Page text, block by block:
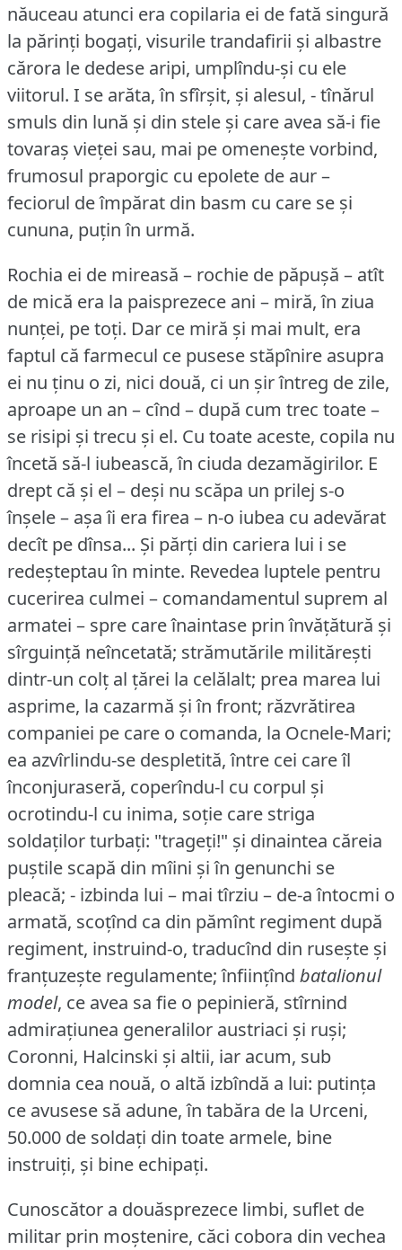
năuceau atunci era copilaria ei de fată singură
la părinți bogați, visurile trandafirii și albastre
cărora le dedese aripi, umplîndu-și cu ele
viitorul. I se arăta, în sfîrșit, și alesul, - tînărul
smuls din lună și din stele și care avea să-i fie
tovaraș vieței sau, mai pe omenește vorbind,
frumosul praporgic cu epolete de aur –
feciorul de împărat din basm cu care se și
cununa, puțin în urmă.
Rochia ei de mireasă – rochie de păpușă – atît
de mică era la paisprezece ani – miră, în ziua
nunței, pe toți. Dar ce miră și mai mult, era
faptul că farmecul ce pusese stăpînire asupra
ei nu ținu o zi, nici două, ci un șir întreg de zile,
aproape un an – cînd – după cum trec toate –
se risipi și trecu și el. Cu toate aceste, copila nu
încetă să-l iubească, în ciuda dezamăgirilor. E
drept că și el – deși nu scăpa un prilej s-o
înșele – așa îi era firea – n-o iubea cu adevărat
decît pe dînsa... Și părți din cariera lui i se
redeșteptau în minte. Revedea luptele pentru
cucerirea culmei – comandamentul suprem al
armatei – spre care înaintase prin învățătură și
sîrguință neîncetată; strămutările militărești
dintr-un colț al țărei la celălalt; prea marea lui
asprime, la cazarmă și în front; răzvrătirea
companiei pe care o comanda, la Ocnele-Mari;
ea azvîrlindu-se despletită, între cei care îl
înconjuraseră, coperîndu-l cu corpul și
ocrotindu-l cu inima, soție care striga
soldaților turbați: "trageți!" și dinaintea căreia
puștile scapă din mîini și în genunchi se
pleacă; - izbinda lui – mai tîrziu – de-a întocmi o
armată, scoțînd ca din pămînt regiment după
regiment, instruind-o, traducînd din rusește și
franțuzește regulamente; înființînd batalionul
model, ce avea sa fie o pepinieră, stîrnind
admirațiunea generalilor austriaci și ruși;
Coronni, Halcinski și altii, iar acum, sub
domnia cea nouă, o altă izbîndă a lui: putința
ce avusese să adune, în tabăra de la Urceni,
50.000 de soldați din toate armele, bine
instruiți, și bine echipați.
Cunoscător a douăsprezece limbi, suflet de
militar prin moștenire, căci cobora din vechea